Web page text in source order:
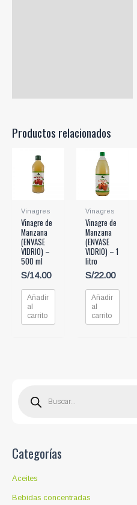
e
p
o
d
c
Categorías
Aceites
Bebidas concentradas
Productos relacionados
Vinagres
Vinagre de
Manzana
(ENVASE
VIDRIO) –
500 ml
S/14.00
Añadir
al
carrito
Vinagres
Vinagre de
Manzana
(ENVASE
VIDRIO) – 1
litro
S/22.00
Añadir
al
carrito